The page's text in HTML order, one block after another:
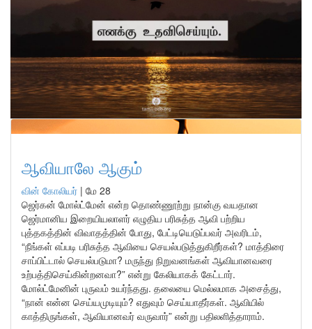
ஆவியாலே ஆகும்
வின் கோலியர் | மே 28
ஜெர்கன் மோல்ட்மேன் என்ற தொண்ணூற்று நான்கு வயதான
ஜெர்மானிய இறையியலாளர் எழுதிய பரிசுத்த ஆவி பற்றிய
புத்தகத்தின் விவாதத்தின் போது, பேட்டியெடுப்பவர் அவரிடம்,
“நீங்கள் எப்படி பரிசுத்த ஆவியை செயல்படுத்துகிறீர்கள்? மாத்திரை
சாப்பிட்டால் செயல்படுமா? மருந்து நிறுவனங்கள் ஆவியானவரை
உற்பத்திசெய்கின்றனவா?” என்று கேலியாகக் கேட்டார்.
மோல்ட்மேனின் புருவம் உயர்ந்தது. தலையை மெல்லமாக அசைத்து,
“நான் என்ன செய்யமுடியும்? எதுவும் செய்யாதீர்கள். ஆவியில்
காத்திருங்கள், ஆவியானவர் வருவார்” என்று பதிலளித்தாராம்.